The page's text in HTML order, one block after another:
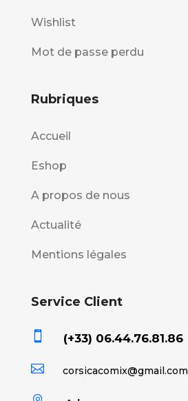
Wishlist
Mot de passe perdu
Rubriques
Accueil
Eshop
A propos de nous
Actualité
Mentions légales
Service Client
 (+33) 06.44.76.81.86
 corsicacomix@gmail.com